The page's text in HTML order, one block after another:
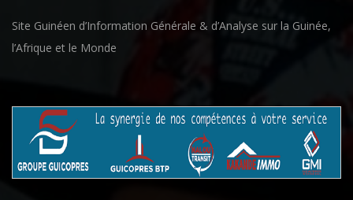
Site Guinéen d’Information Générale & d’Analyse sur la Guinée,
l’Afrique et le Monde